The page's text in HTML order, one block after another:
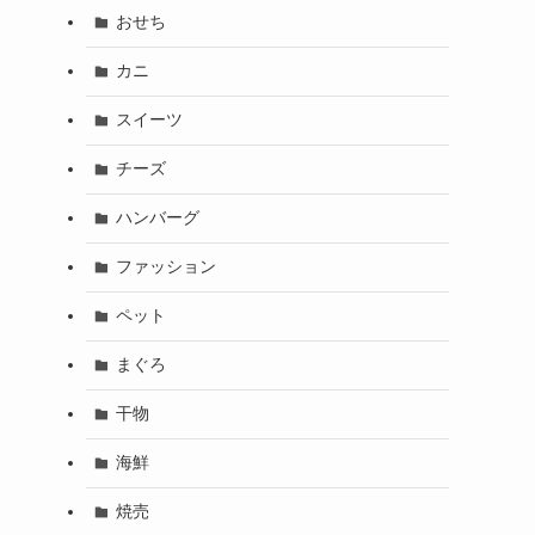
おせち
カニ
スイーツ
チーズ
ハンバーグ
ファッション
ペット
まぐろ
干物
海鮮
焼売